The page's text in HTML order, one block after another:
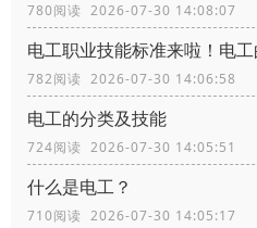
780阅读 2026-07-30 14:08:07
782阅读 2026-07-30 14:06:58
电工的分类及技能
724阅读 2026-07-30 14:05:51
什么是电工？
710阅读 2026-07-30 14:05:17